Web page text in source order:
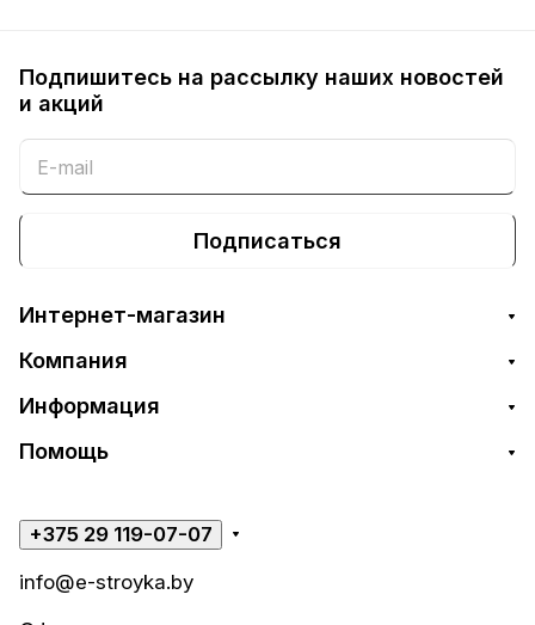
Подпишитесь на рассылку наших новостей
и акций
Подписаться
Интернет-магазин
Компания
Информация
Помощь
+375 29 119-07-07
info@e-stroyka.by